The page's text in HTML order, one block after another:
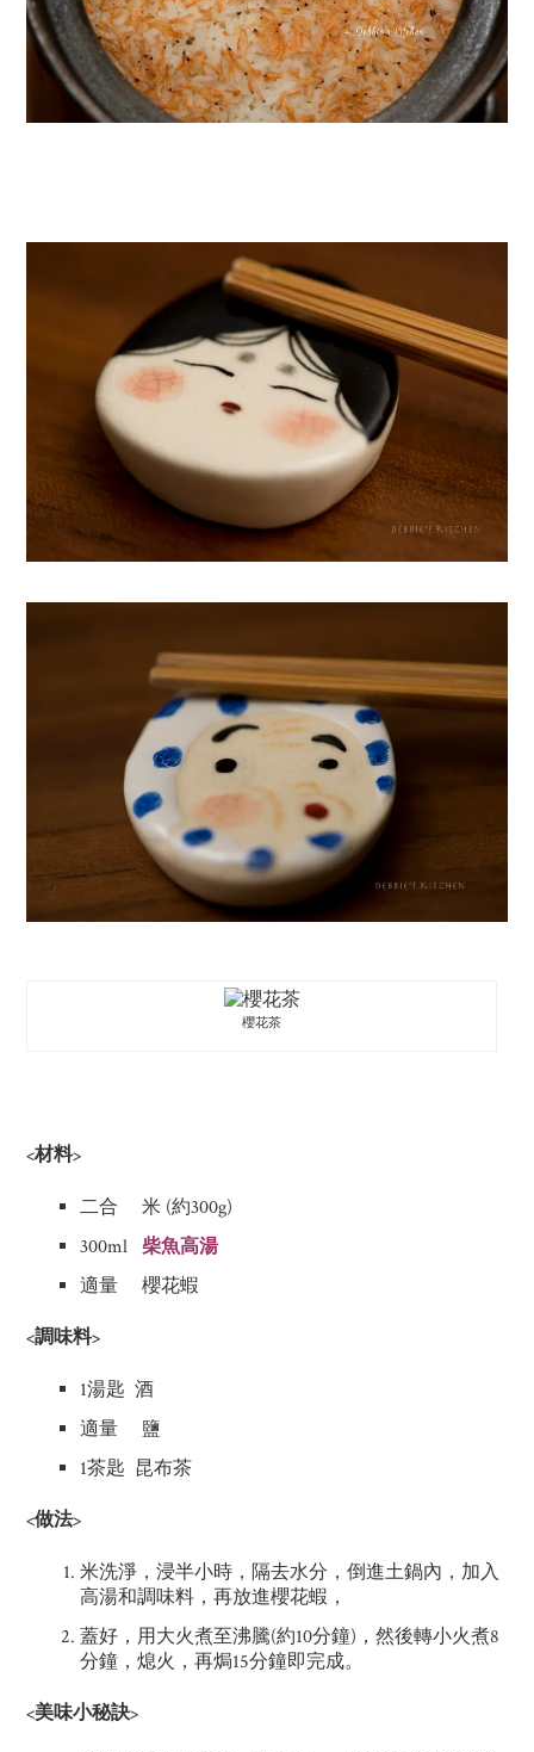
櫻花茶
<材料>
二合 米 (約300g)
300ml柴魚高湯
適量 櫻花蝦
<調味料>
1湯匙 酒
適量 鹽
1茶匙 昆布茶
<做法>
米洗淨，浸半小時，隔去水分，倒進土鍋內，加入
高湯和調味料，再放進櫻花蝦，
蓋好，用大火煮至沸騰(約10分鐘)，然後轉小火煮8
分鐘，熄火，再焗15分鐘即完成。
<美味小秘訣>